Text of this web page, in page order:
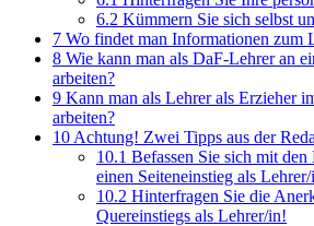
6.2 Kümmern Sie sich selbst
7 Wo findet man Informationen zum
8 Wie kann man als DaF-Lehrer an
arbeiten?
9 Kann man als Lehrer als Erzieher
arbeiten?
10 Achtung! Zwei Tipps aus der
10.1 Befassen Sie sich mit
einen Seiteneinstieg als
10.2 Hinterfragen Sie die
Quereinstiegs als Lehrer/in!